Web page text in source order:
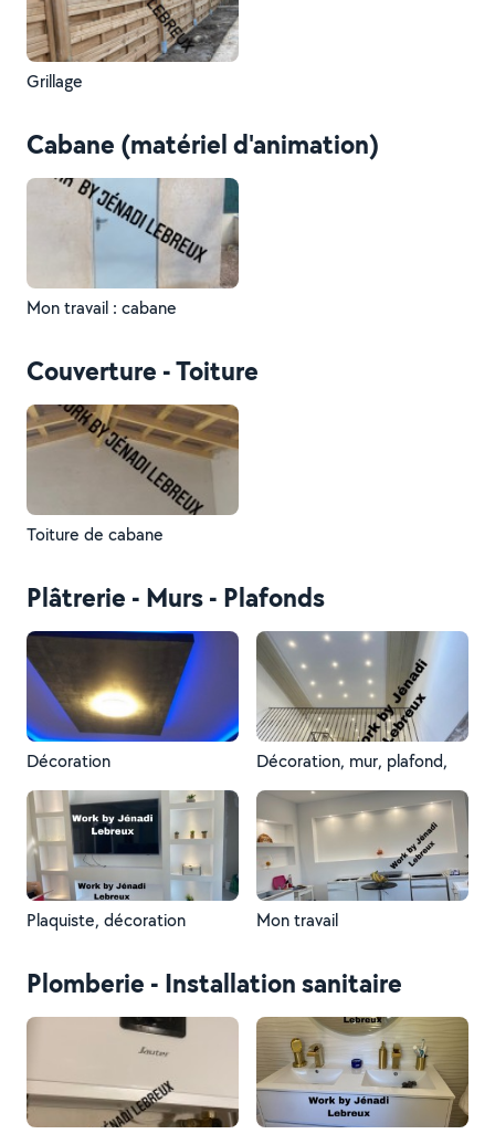
Grillage
Cabane (matériel d'animation)
Mon travail : cabane
Couverture - Toiture
Toiture de cabane
Plâtrerie - Murs - Plafonds
Décoration Décoration, mur, plafond,
Plaquiste, décoration Mon travail
Plomberie - Installation sanitaire